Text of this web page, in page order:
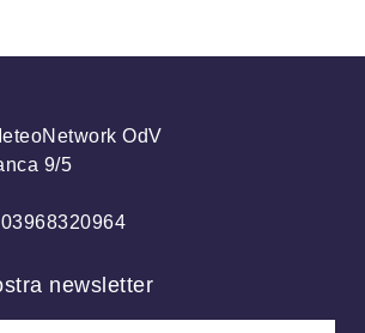
OdV
9/5
newsletter